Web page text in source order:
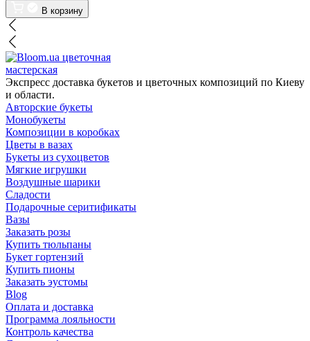
В корзину
цветочная
мастерская
Экспресс доставка букетов и цветочных композиций по Киеву
и области.
Авторские букеты
Монобукеты
Композиции в коробках
Цветы в вазах
Букеты из сухоцветов
Мягкие игрушки
Воздушные шарики
Сладости
Подарочные серитификаты
Вазы
Заказать розы
Купить тюльпаны
Букет гортензий
Купить пионы
Заказать эустомы
Blog
Оплата и доставка
Программа лояльности
Контроль качества